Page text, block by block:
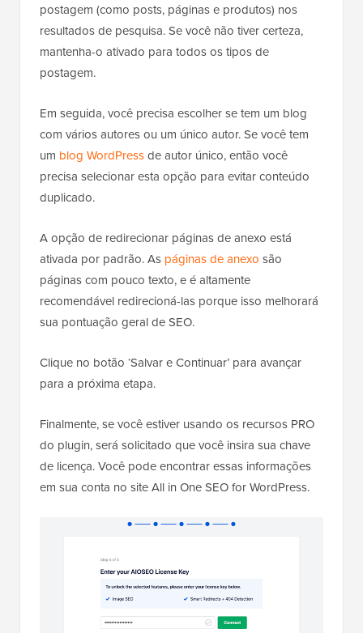
postagem (como posts, páginas e produtos) nos
resultados de pesquisa. Se você não tiver certeza,
mantenha-o ativado para todos os tipos de
postagem.
Em seguida, você precisa escolher se tem um blog
com vários autores ou um único autor. Se você tem
um blog WordPressde autor único, então você
precisa selecionar esta opção para evitar conteúdo
duplicado.
A opção de redirecionar páginas de anexo está
ativada por padrão. As páginas de anexo são
páginas com pouco texto, e é altamente
recomendável redirecioná-las porque isso melhorará
sua pontuação geral de SEO.
Clique no botão ‘Salvar e Continuar’ para avançar
para a próxima etapa.
Finalmente, se você estiver usando os recursos PRO
do plugin, será solicitado que você insira sua chave
de licença. Você pode encontrar essas informações
em sua conta no site All in One SEO for WordPress.